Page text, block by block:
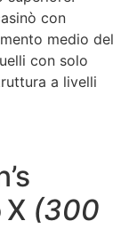
con
medio del
con solo
a livelli
X (300